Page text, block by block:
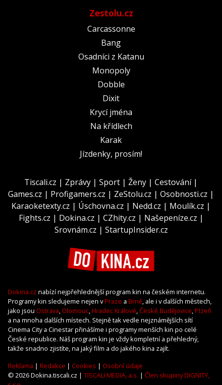
Zestolu.cz
Carcassonne
Bang
Osadníci z Katanu
Monopoly
Dobble
Dixit
Krycí jména
Na křídlech
Karak
Jízdenky, prosím!
Tiscali.cz | Zprávy | Sport | Ženy | Cestování|
Games.cz | Profigamers.cz | ZeStolu.cz | Osobnosti.cz |
Karaoketexty.cz | Úschovna.cz | Nedd.cz | Moulík.cz |
Fights.cz | Dokina.cz | CZhity.cz | Našepeníze.cz |
Srovnám.cz | StartupInsider.cz
Dokina.cz nabízí nejpřehlednější program kin na českém internetu.
Programy kin sledujeme nejen vPraze a Brně, ale i v dalších městech,
jako jsou Ostrava, Olomouc,Hradec Králové,České Budějovice,Plzeň
a na mnoha dalších místech. Stejně tak vedle nejznámějších sítí
Cinema City a Cinestar přinášíme i programy menších kin po celé
České republice. Náš program kin je vždy kompletní a přehledný,
takže snadno zjistíte, na jaký film a do jakého kina zajít.
Reklama | Redakce | Cookies | Osobní údaje
© 2026 Dokina.tiscali.cz | TISCALI MEDIA, a.s. | Člen skupiny DIGNITY,